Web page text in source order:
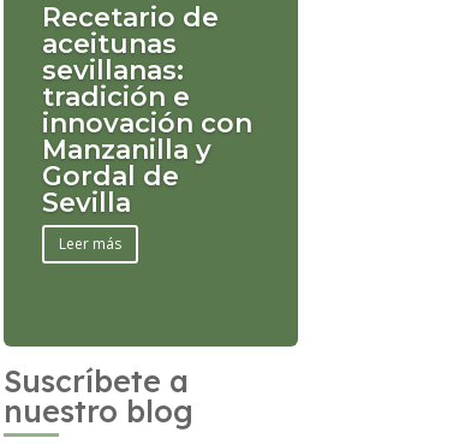
Recetario de
aceitunas
sevillanas:
tradición e
innovación con
Manzanilla y
Gordal de
Sevilla
Leer más
Suscríbete a
nuestro blog